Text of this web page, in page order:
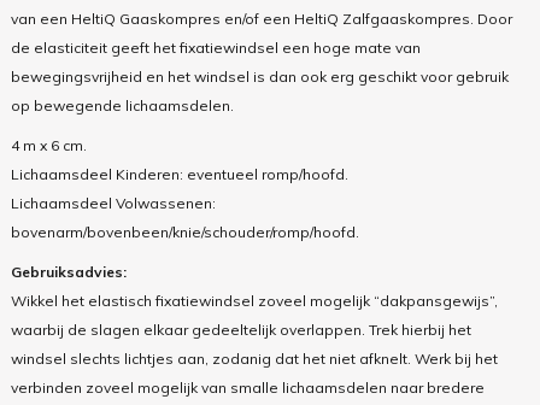
van een HeltiQ Gaaskompres en/of een HeltiQ Zalfgaaskompres. Door
de elasticiteit geeft het fixatiewindsel een hoge mate van
bewegingsvrijheid en het windsel is dan ook erg geschikt voor gebruik
op bewegende lichaamsdelen.
4 m x 6 cm.
Lichaamsdeel Kinderen: eventueel romp/hoofd.
Lichaamsdeel Volwassenen:
bovenarm/bovenbeen/knie/schouder/romp/hoofd.
Gebruiksadvies:
Wikkel het elastisch fixatiewindsel zoveel mogelijk “dakpansgewijs”,
waarbij de slagen elkaar gedeeltelijk overlappen. Trek hierbij het
windsel slechts lichtjes aan, zodanig dat het niet afknelt. Werk bij het
verbinden zoveel mogelijk van smalle lichaamsdelen naar bredere